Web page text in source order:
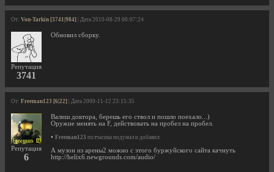
От: Von-Tarkin [3741|984] | Дата 2010-08-29 00:07:24
Репутация
3741
Обновил сборку.
От: Freeman123 [6|22] | Дата 2009-11-12 23:15:35
Репутация
6
Валиш доктора, берешь его ствол и пошло поехало...)
Оружие менять на F, действовать на пробел на пробел.
• Freeman123 полчасика подумал и добавил:
А музон из арены2 можно с этого буржуйского сайта качнуть
http://helix6.newgrounds.com/audio/